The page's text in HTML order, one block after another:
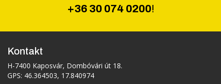
+36 30 074 0200!
Kontakt
H-7400 Kaposvár, Dombóvári út 18.
GPS: 46.364503, 17.840974